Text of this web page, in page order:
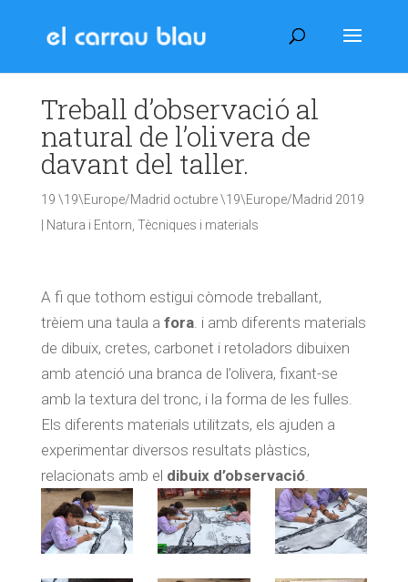
Treball d’observació al
natural de l’olivera de
davant del taller.
19 \19\Europe/Madrid octubre \19\Europe/Madrid 2019
Natura i Entorn Tècniques i materials
A fi que tothom estigui còmode treballant,
trèiem una taula a fora. iamb diferents materials
de dibuix, cretes, carbonet i retoladors dibuixen
amb atenció una branca de l’olivera, fixant-se
amb la textura del tronc, i la forma de les fulles.
Els diferents materials utilitzats, els ajuden a
experimentar diversos resultats plàstics,
relacionats amb el dibuix d’observació.